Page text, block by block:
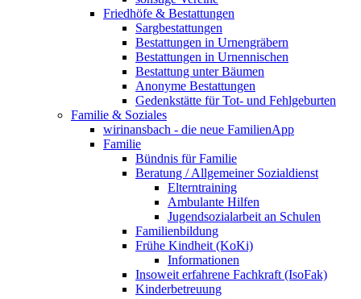
Friedhöfe & Bestattungen
Sargbestattungen
Bestattungen in Urnengräbern
Bestattungen in Urnennischen
Bestattung unter Bäumen
Anonyme Bestattungen
Gedenkstätte für Tot- und Fehlgeburten
Familie & Soziales
wirinansbach - die neue FamilienApp
Familie
Bündnis für Familie
Beratung / Allgemeiner Sozialdienst
Elterntraining
Ambulante Hilfen
Jugendsozialarbeit an Schulen
Familienbildung
Frühe Kindheit (KoKi)
Informationen
Insoweit erfahrene Fachkraft (IsoFak)
Kinderbetreuung